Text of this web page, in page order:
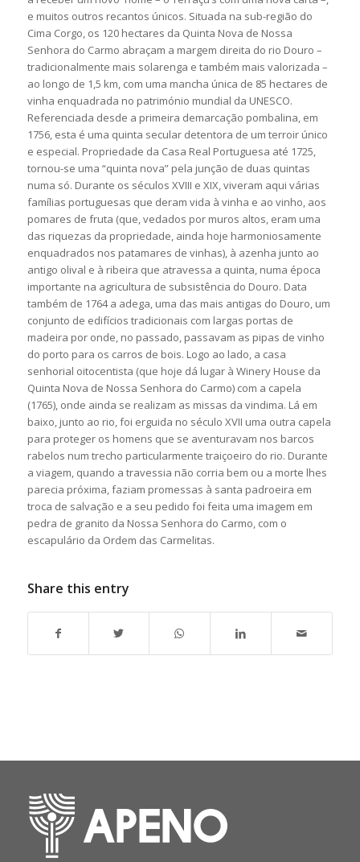
e muitos outros recantos únicos. Situada na sub-região do
Cima Corgo, os 120 hectares da Quinta Nova de Nossa
Senhora do Carmo abraçam a margem direita do rio Douro –
tradicionalmente mais solarenga e também mais valorizada –
ao longo de 1,5 km, com uma mancha única de 85 hectares de
vinha enquadrada no património mundial da UNESCO.
Referenciada desde a primeira demarcação pombalina, em
1756, esta é uma quinta secular detentora de um terroir único
e especial. Propriedade da Casa Real Portuguesa até 1725,
tornou-se uma “quinta nova” pela junção de duas quintas
numa só. Durante os séculos XVIII e XIX, viveram aqui várias
famílias portuguesas que deram vida à vinha e ao vinho, aos
pomares de fruta (que, vedados por muros altos, eram uma
das riquezas da propriedade, ainda hoje harmoniosamente
enquadrados nos patamares de vinhas), à azenha junto ao
antigo olival e à ribeira que atravessa a quinta, numa época
importante na agricultura de subsistência do Douro. Data
também de 1764 a adega, uma das mais antigas do Douro, um
conjunto de edifícios tradicionais com largas portas de
madeira por onde, no passado, passavam as pipas de vinho
do porto para os carros de bois. Logo ao lado, a casa
senhorial oitocentista (que hoje dá lugar à Winery House da
Quinta Nova de Nossa Senhora do Carmo) com a capela
(1765), onde ainda se realizam as missas da vindima. Lá em
baixo, junto ao rio, foi erguida no século XVII uma outra capela
para proteger os homens que se aventuravam nos barcos
rabelos num trecho particularmente traiçoeiro do rio. Durante
a viagem, quando a travessia não corria bem ou a morte lhes
parecia próxima, faziam promessas à santa padroeira em
troca de salvação e a seu pedido foi feita uma imagem em
pedra de granito da Nossa Senhora do Carmo, com o
escapulário da Ordem das Carmelitas.
Share this entry